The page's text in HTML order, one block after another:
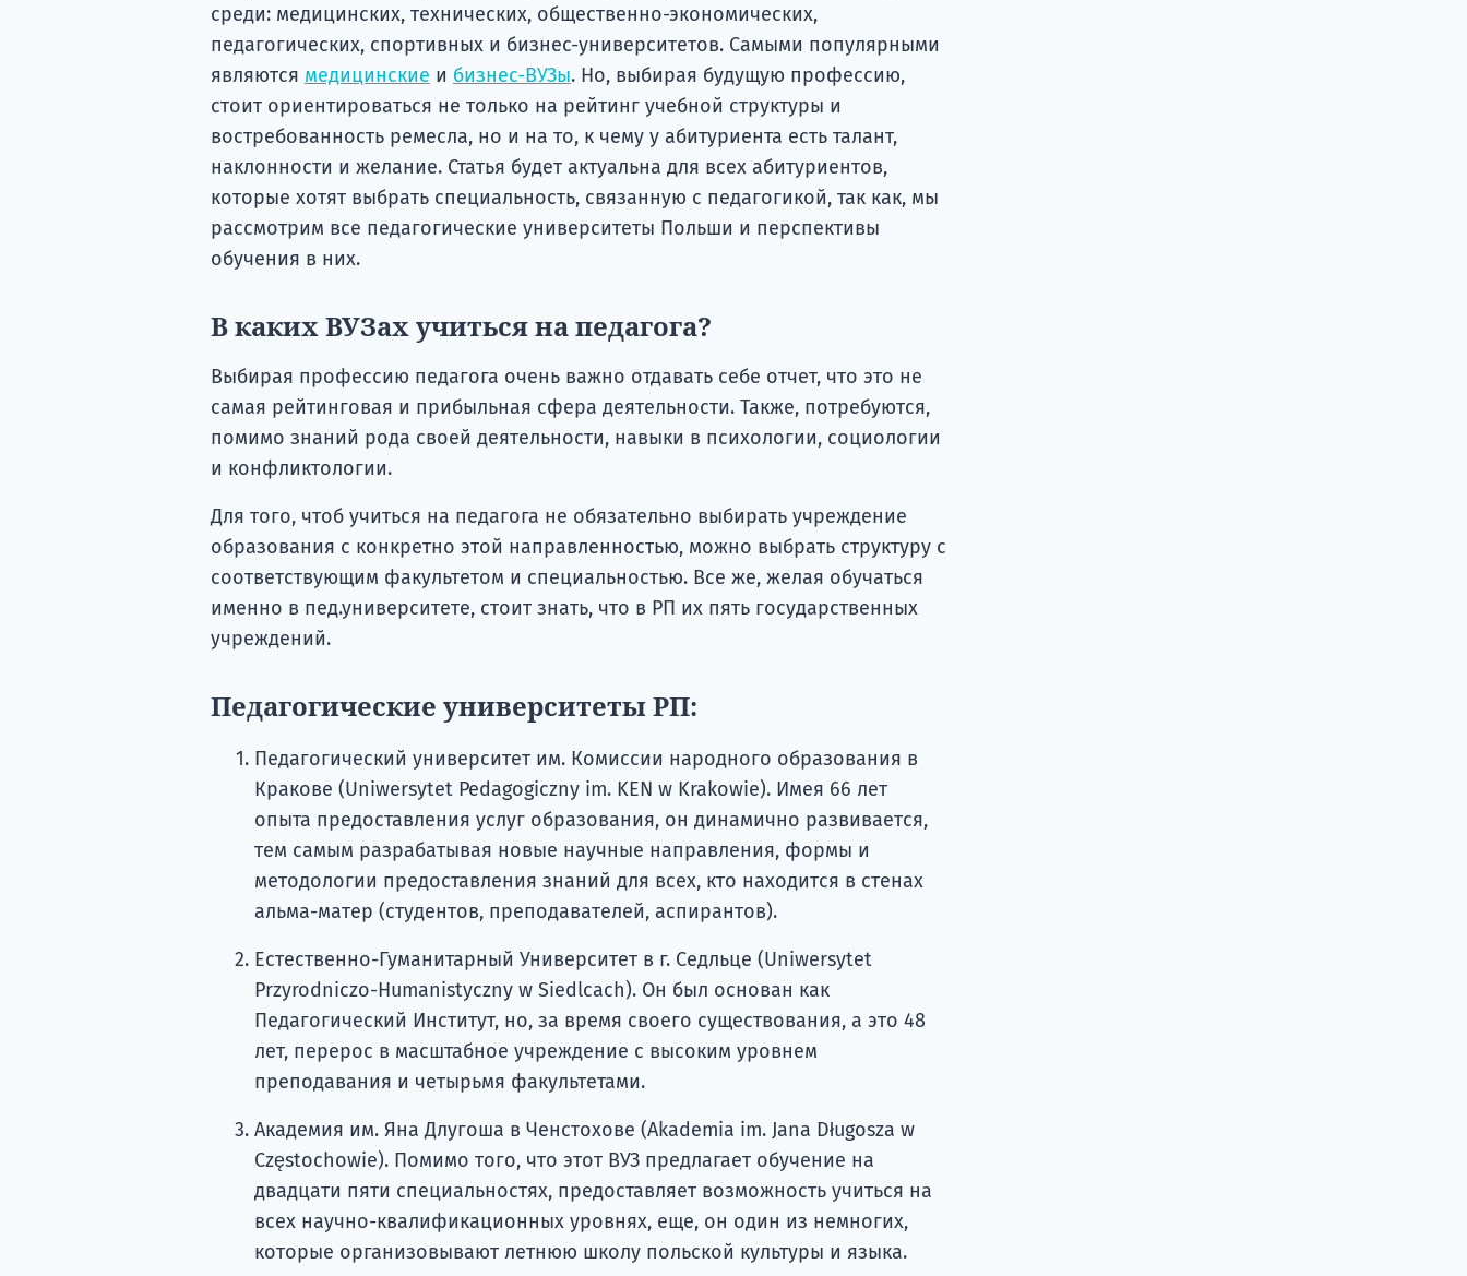
среди: медицинских, технических, общественно-экономических,
педагогических, спортивных и бизнес-университетов. Самыми популярными
являются медицинские и бизнес-ВУЗы. Но, выбирая будущую профессию,
стоит ориентироваться не только на рейтинг учебной структуры и
востребованность ремесла, но и на то, к чему у абитуриента есть талант,
наклонности и желание. Статья будет актуальна для всех абитуриентов,
которые хотят выбрать специальность, связанную с педагогикой, так как, мы
рассмотрим все педагогические университеты Польши и перспективы
обучения в них.
В каких ВУЗах учиться на педагога?
Выбирая профессию педагога очень важно отдавать себе отчет, что это не
самая рейтинговая и прибыльная сфера деятельности. Также, потребуются,
помимо знаний рода своей деятельности, навыки в психологии, социологии
и конфликтологии.
Для того, чтоб учиться на педагога не обязательно выбирать учреждение
образования с конкретно этой направленностью, можно выбрать структуру с
соответствующим факультетом и специальностью. Все же, желая обучаться
именно в пед.университете, стоит знать, что в РП их пять государственных
учреждений.
Педагогические университеты РП:
Педагогический университет им. Комиссии народного образования в
Кракове (Uniwersytet Pedagogiczny im. KEN w Krakowie). Имея 66 лет
опыта предоставления услуг образования, он динамично развивается,
тем самым разрабатывая новые научные направления, формы и
методологии предоставления знаний для всех, кто находится в стенах
альма-матер (студентов, преподавателей, аспирантов).
Естественно-Гуманитарный Университет в г. Седльце (Uniwersytet
Przyrodniczo-Humanistyczny w Siedlcach). Он был основан как
Педагогический Институт, но, за время своего существования, а это 48
лет, перерос в масштабное учреждение с высоким уровнем
преподавания и четырьмя факультетами.
Академия им. Яна Длугоша в Ченстохове (Akademia im. Jana Długosza w
Częstochowie). Помимо того, что этот ВУЗ предлагает обучение на
двадцати пяти специальностях, предоставляет возможность учиться на
всех научно-квалификационных уровнях, еще, он один из немногих,
которые организовывают летнюю школу польской культуры и языка.